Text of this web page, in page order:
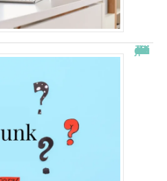
JetPunk : le meilleur site de quiz et de jeux !